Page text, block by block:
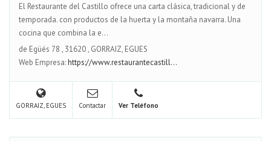
El Restaurante del Castillo ofrece una carta clásica, tradicional y de
temporada. con productos de la huerta y la montaña navarra. Una
cocina que combina la e...
de Egüés 78 , 31620, GORRAIZ, EGUES
Web Empresa:https://www.restaurantecastill...
GORRAIZ, EGUES Contactar Ver Teléfono